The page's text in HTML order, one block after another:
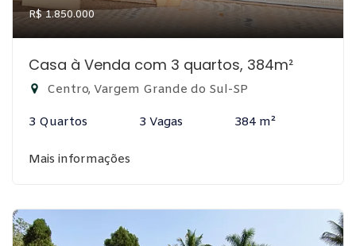
R$ 1.850.000
Casa à Venda com 3 quartos, 384m²
Centro, Vargem Grande do Sul-SP
3 Quartos 3 Vagas 384 m²
Mais informações